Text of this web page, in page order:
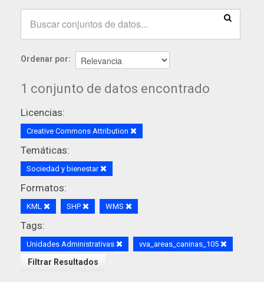
Ordenar por
1 conjunto de datos encontrado
Licencias:
Creative Commons Attribution
Temáticas:
Sociedad y bienestar
Formatos:
KML SHP WMS
Tags:
Unidades Administrativas vva_areas_caninas_105
Filtrar Resultados